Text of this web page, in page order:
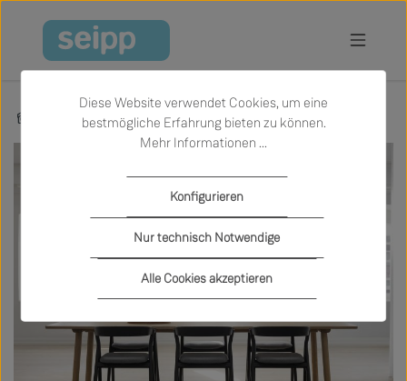
Zum Hauptinhalt springen
Fredericia
Diese Website verwendet Cookies, um eine
bestmögliche Erfahrung bieten zu können.
Mehr Informationen ...
Nur technisch Notwendige
Konfigurieren
Alle Cookies akzeptieren